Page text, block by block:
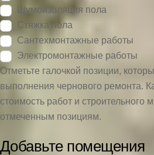
Шумоизоляция пола
Стяжка пола
Сантехмонтажные работы
Электромонтажные работы
Отметьте галочкой позиции,
выполнения чернового ремонта.
стоимость работ и строительного
отмеченным позициям.
Добавьте помещения